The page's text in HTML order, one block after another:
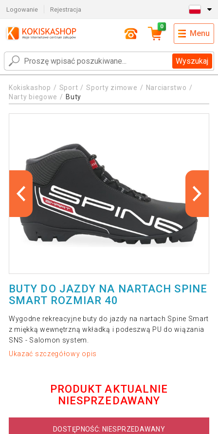
Logowanie Rejestracja
Wyszukaj
0
Menu
Kokiskashop Sport Sporty zimowe
Narciarstwo
Narty biegowe
Buty
BUTY DO JAZDY NA NARTACH SPINE
SMART ROZMIAR 40
Wygodne rekreacyjne buty do jazdy na nartach Spine Smart
z miękką wewnętrzną wkładką i podeszwą PU do wiązania
SNS - Salomon system.
Ukazać szczegółowy opis
PRODUKT AKTUALNIE
NIESPRZEDAWANY
DOSTĘPNOŚĆ: NIESPRZEDAWANY